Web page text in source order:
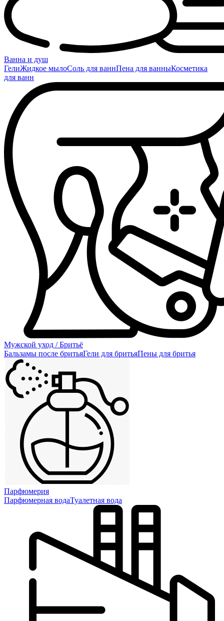
Ванна и душ
ГелиЖидкое мылоСоль для ваннПена для ванныКосметика
для ванн
Мужской уход / Бритьё
Бальзамы после бритьяГели для бритьяПены для бритья
Парфюмерия
Парфюмерная водаТуалетная вода